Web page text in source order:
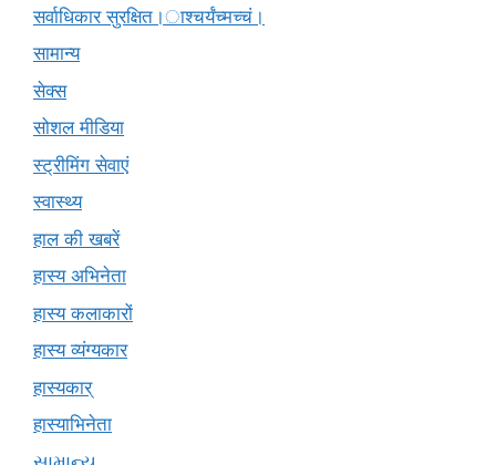
सर्वाधिकार सुरक्षित।ाश्चर्यंच्मच्चं।
सामान्य
सेक्स
सोशल मीडिया
स्ट्रीमिंग सेवाएं
स्वास्थ्य
हाल की खबरें
हास्य अभिनेता
हास्य कलाकारों
हास्य व्यंग्यकार
हास्यकार्
हास्याभिनेता